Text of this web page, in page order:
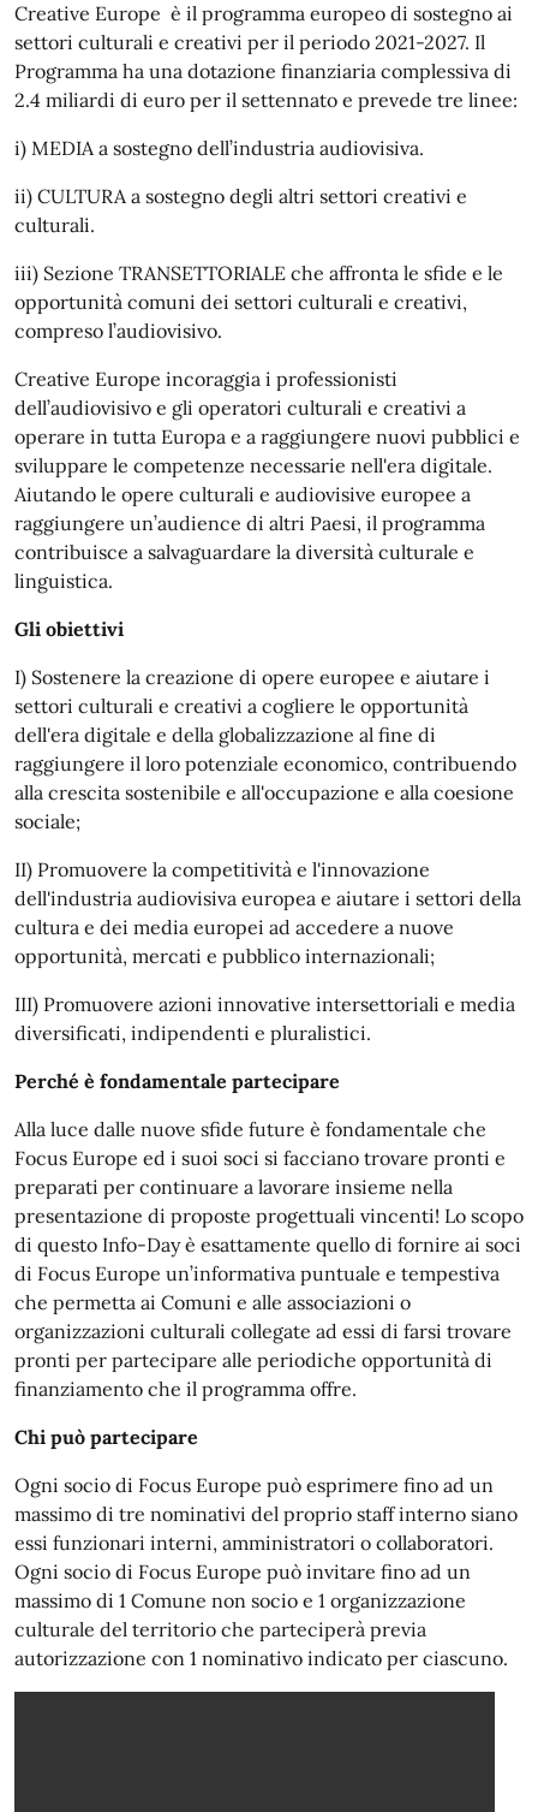
Creative Europe è il programma europeo di sostegno ai
settori culturali e creativi per il periodo 2021-2027. Il
Programma ha una dotazione finanziaria complessiva di
2.4 miliardi di euro per il settennato e prevede tre linee:
i) MEDIA a sostegno dell’industria audiovisiva.
ii) CULTURA a sostegno degli altri settori creativi e
culturali.
iii) Sezione TRANSETTORIALE che affronta le sfide e le
opportunità comuni dei settori culturali e creativi,
compreso l’audiovisivo.
Creative Europe incoraggia i professionisti
dell’audiovisivo e gli operatori culturali e creativi a
operare in tutta Europa e a raggiungere nuovi pubblici e
sviluppare le competenze necessarie nell'era digitale.
Aiutando le opere culturali e audiovisive europee a
raggiungere un’audience di altri Paesi, il programma
contribuisce a salvaguardare la diversità culturale e
linguistica.
Gli obiettivi
I) Sostenere la creazione di opere europee e aiutare i
settori culturali e creativi a cogliere le opportunità
dell'era digitale e della globalizzazione al fine di
raggiungere il loro potenziale economico, contribuendo
alla crescita sostenibile e all'occupazione e alla coesione
sociale;
II) Promuovere la competitività e l'innovazione
dell'industria audiovisiva europea e aiutare i settori della
cultura e dei media europei ad accedere a nuove
opportunità, mercati e pubblico internazionali;
III) Promuovere azioni innovative intersettoriali e media
diversificati, indipendenti e pluralistici.
Perché è fondamentale partecipare
Alla luce dalle nuove sfide future è fondamentale che
Focus Europe ed i suoi soci si facciano trovare pronti e
preparati per continuare a lavorare insieme nella
presentazione di proposte progettuali vincenti! Lo scopo
di questo Info-Day è esattamente quello di fornire ai soci
di Focus Europe un’informativa puntuale e tempestiva
che permetta ai Comuni e alle associazioni o
organizzazioni culturali collegate ad essi di farsi trovare
pronti per partecipare alle periodiche opportunità di
finanziamento che il programma offre.
Chi può partecipare
Ogni socio di Focus Europe può esprimere fino ad un
massimo di tre nominativi del proprio staff interno siano
essi funzionari interni, amministratori o collaboratori.
Ogni socio di Focus Europe può invitare fino ad un
massimo di 1 Comune non socio e 1 organizzazione
culturale del territorio che parteciperà previa
autorizzazione con 1 nominativo indicato per ciascuno.